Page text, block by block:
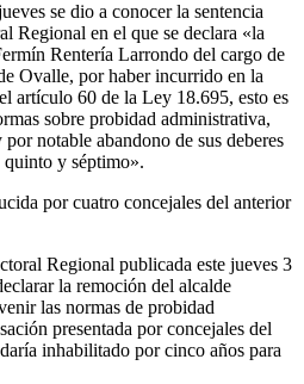
se dio a conocer la sentencia
Regional en el que se declara «la
Rentería Larrondo del cargo de
Ovalle, por haber incurrido en la
artículo 60 de la Ley 18.695, esto es
sobre probidad administrativa,
notable abandono de sus deberes
quinto y séptimo».
por cuatro concejales del anterior
Regional publicada este jueves 3
la remoción del alcalde
las normas de probidad
presentada por concejales del
inhabilitado por cinco años para